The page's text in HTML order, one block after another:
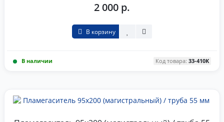
2 000 р.
В корзину
В наличии Код товара: 33-410K